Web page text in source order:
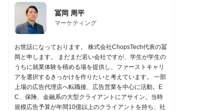
冨岡 周平
マーケティング
お世話になっております。 株式会社ChopsTech代表の冨
岡と申します。 まだまだ若い会社ですが、学生が学生の
うちに就業体験を積める場を提供し、ファーストキャリ
アを選択するきっかけを作りたいと考えています。 一部
上場の広告代理店へ転職後、広告営業を中心に活動。E
C、保険、金融系の大型クライアントにアサイン。当時
規模広告予算が年間10億以上のクライアントを持ち、社